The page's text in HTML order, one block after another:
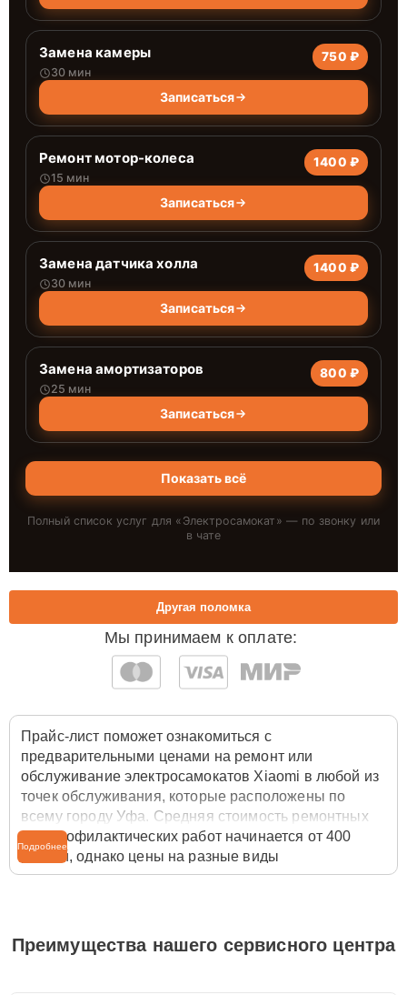
Замена камеры
30 мин
750 ₽
Записаться
Ремонт мотор-колеса
15 мин
1400 ₽
Записаться
Замена датчика холла
30 мин
1400 ₽
Записаться
Замена амортизаторов
25 мин
800 ₽
Записаться
Показать всё
Полный список услуг для « Электросамокат » — по звонку или
в чате
Мы принимаем к оплате:
Другая поломка
Прайс-лист поможет ознакомиться с
предварительными ценами на ремонт или
обслуживание электросамокатов Xiaomi в любой из
точек обслуживания, которые расположены по
всему городу Уфа. Средняя стоимость ремонтных
или профилактических работ начинается от 400
рублей, однако цены на разные виды
комплектующих могут различаться. Полную
службы заботы о клиентах. Для расчета итоговой
стоимости ремонта электросамоката достаточно
Подробнее
Преимущества нашего сервисного центра